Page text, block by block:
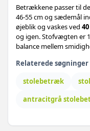
Betrækkene passer til
46-55 cm og sædemål
øjeblik og vaskes ved 40
og igen. Stofvægten er
balance mellem
Relaterede søgninger
stolebetræk
antracitgrå